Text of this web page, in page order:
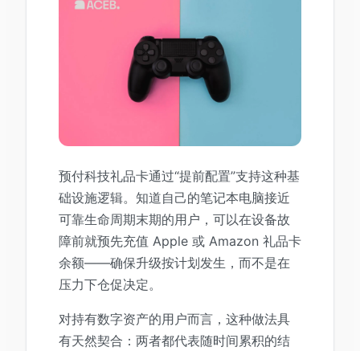
预付科技礼品卡通过“提前配置”支持这种基
础设施逻辑。知道自己的笔记本电脑接近
可靠生命周期末期的用户，可以在设备故
障前就预先充值 Apple 或 Amazon 礼品卡
余额——确保升级按计划发生，而不是在
压力下仓促决定。
对持有数字资产的用户而言，这种做法具
有天然契合：两者都代表随时间累积的结